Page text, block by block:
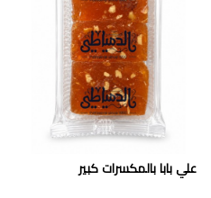
علي بابا بالمكسرات كبير